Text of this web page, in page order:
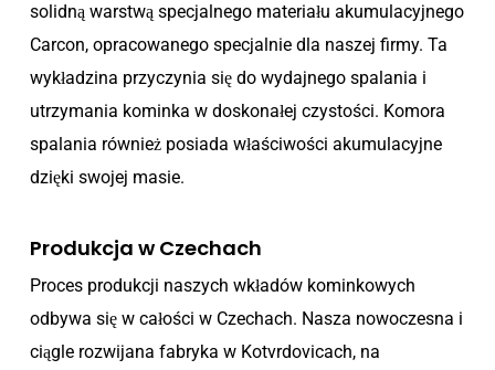
solidną warstwą specjalnego materiału akumulacyjnego
Carcon, opracowanego specjalnie dla naszej firmy. Ta
wykładzina przyczynia się do wydajnego spalania i
utrzymania kominka w doskonałej czystości. Komora
spalania również posiada właściwości akumulacyjne
dzięki swojej masie.
Produkcja w Czechach
Proces produkcji naszych wkładów kominkowych
odbywa się w całości w Czechach. Nasza nowoczesna i
ciągle rozwijana fabryka w Kotvrdovicach, na